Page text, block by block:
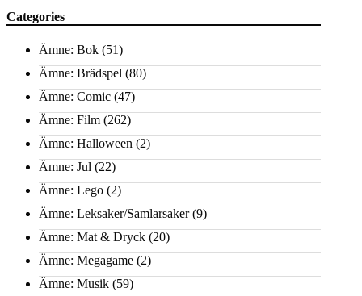
Categories
Ämne: Bok (51)
Ämne: Brädspel (80)
Ämne: Comic (47)
Ämne: Film (262)
Ämne: Halloween (2)
Ämne: Jul (22)
Ämne: Lego (2)
Ämne: Leksaker/Samlarsaker(9)
Ämne: Mat & Dryck (20)
Ämne: Megagame (2)
Ämne: Musik (59)